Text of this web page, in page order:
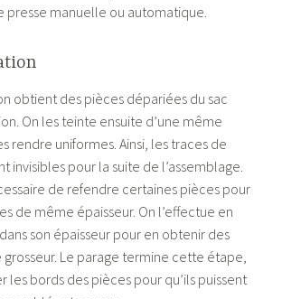
presse manuelle ou automatique.
obtient des pièces dépariées du sac
On les teinte ensuite d’une même
rendre uniformes. Ainsi, les traces de
invisibles pour la suite de l’assemblage.
de refendre certaines pièces pour
de même épaisseur. On l’effectue en
son épaisseur pour en obtenir des
Le parage termine cette étape,
les bords des pièces pour qu’ils puissent